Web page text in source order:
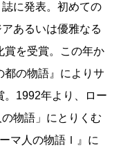
に発表。初めての
あるいは優雅なる
賞を受賞。この年か
都の物語』によりサ
。1992年より、ロー
物語」にとりくむ
マ人の物語Ｉ』に